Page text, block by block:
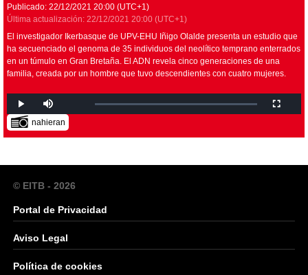
Publicado: 22/12/2021 20:00 (UTC+1)
Última actualización: 22/12/2021 20:00 (UTC+1)
El investigador Ikerbasque de UPV-EHU Iñigo Olalde presenta un estudio que
ha secuenciado el genoma de 35 individuos del neolítico temprano enterrados
en un túmulo en Gran Bretaña. El ADN revela cinco generaciones de una
familia, creada por un hombre que tuvo descendientes con cuatro mujeres.
nahieran
© EITB - 2026
Portal de Privacidad
Aviso Legal
Política de cookies